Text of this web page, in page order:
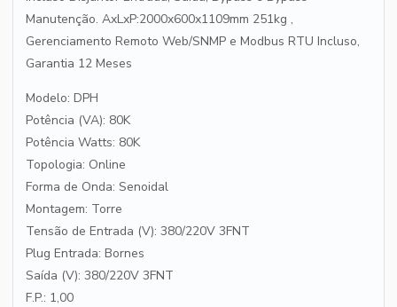
Manutenção. AxLxP:2000x600x1109mm 251kg ,
Gerenciamento Remoto Web/SNMP e Modbus RTU Incluso,
Garantia 12 Meses
Modelo: DPH
Potência (VA): 80K
Potência Watts: 80K
Topologia: Online
Forma de Onda: Senoidal
Montagem: Torre
Tensão de Entrada (V): 380/220V 3FNT
Plug Entrada: Bornes
Saída (V): 380/220V 3FNT
F.P.: 1,00